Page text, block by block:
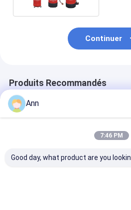
Continuer
Produits Recommandés
Ann
7:46 PM
Good day, what product are you